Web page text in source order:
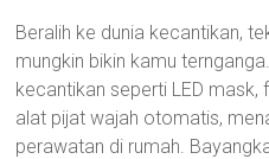
Beralih ke dunia kecantikan,
mungkin bikin kamu
kecantikan seperti LED mask,
alat pijat wajah otomatis,
perawatan di rumah.